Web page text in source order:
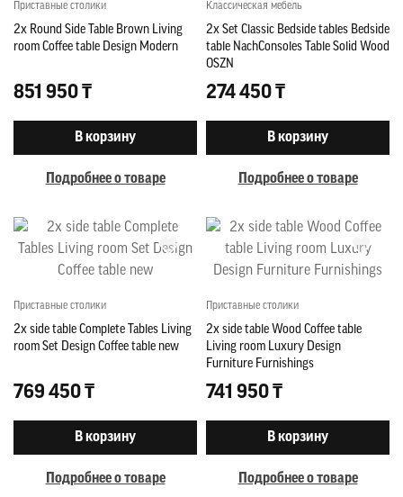
Приставные столики
2x Round Side Table Brown Living
room Coffee table Design Modern
851 950 ₸
В корзину
Подробнее о товаре
Классическая мебель
2x Set Classic Bedside tables Bedside
table NachConsoles Table Solid Wood
OSZN
274 450 ₸
В корзину
Подробнее о товаре
Приставные столики
2x side table Complete Tables Living
room Set Design Coffee table new
769 450 ₸
В корзину
Подробнее о товаре
Приставные столики
2x side table Wood Coffee table
Living room Luxury Design
Furniture Furnishings
741 950 ₸
В корзину
Подробнее о товаре